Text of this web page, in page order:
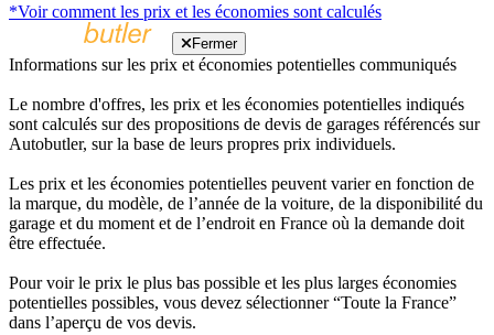
*Voir comment les prix et les économies sont calculés
Fermer
Informations sur les prix et économies potentielles communiqués
Le nombre d'offres, les prix et les économies potentielles indiqués
sont calculés sur des propositions de devis de garages référencés sur
Autobutler, sur la base de leurs propres prix individuels.
Les prix et les économies potentielles peuvent varier en fonction de
la marque, du modèle, de l’année de la voiture, de la disponibilité du
garage et du moment et de l’endroit en France où la demande doit
être effectuée.
Pour voir le prix le plus bas possible et les plus larges économies
potentielles possibles, vous devez sélectionner “Toute la France”
dans l’aperçu de vos devis.